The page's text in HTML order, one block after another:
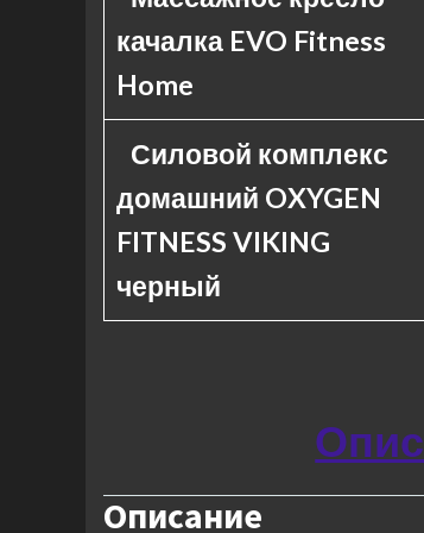
качалка EVO Fitness
Home
Силовой комплекс
домашний OXYGEN
FITNESS VIKING
черный
Описание